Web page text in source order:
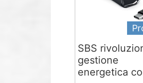
SBS
gestione
energetica